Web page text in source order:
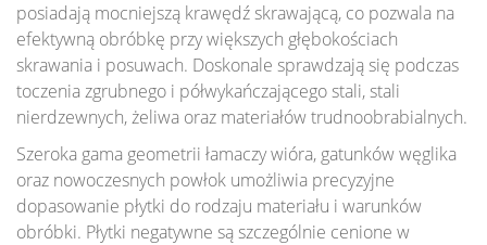
POKRYCIA
Katalog PDF
posiadają mocniejszą krawędź skrawającą, co pozwala na
efektywną obróbkę przy większych głębokościach
skrawania i posuwach. Doskonale sprawdzają się podczas
toczenia zgrubnego i półwykańczającego stali, stali
nierdzewnych, żeliwa oraz materiałów trudnoobrabialnych.
Szeroka gama geometrii łamaczy wióra, gatunków węglika
oraz nowoczesnych powłok umożliwia precyzyjne
dopasowanie płytki do rodzaju materiału i warunków
obróbki. Płytki negatywne są szczególnie cenione w